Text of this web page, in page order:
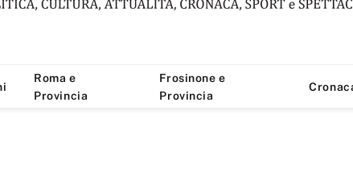
Roma e
Provincia
Frosinone e
Provincia